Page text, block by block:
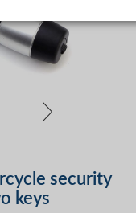
security
keys